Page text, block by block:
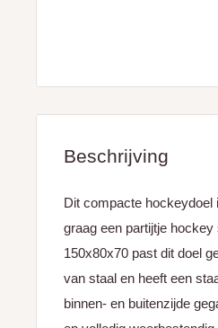
Beschrijving
Dit compacte
graag een partijtje
150x80x70 past dit doel
van staal en heeft een
binnen- en buitenzijde